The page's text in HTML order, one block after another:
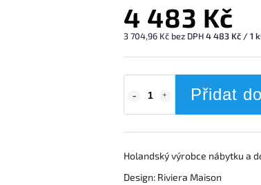
4 483 Kč
3 704,96 Kč bez DPH4 483 Kč / 1
Přidat
Holandský výrobce nábytku a
Design: Riviera Maison